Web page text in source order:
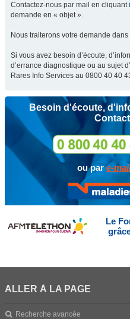
Contactez-nous par mail en cliquant
demande en « objet ».
Nous traiterons votre demande
Si vous avez besoin d’écoute,
d’errance diagnostique ou au sujet
Rares Info Services au 0800 40 40
Besoin d'écoute,
ou pare-
Le
ALLER À LA PAGE
Recherche avancée